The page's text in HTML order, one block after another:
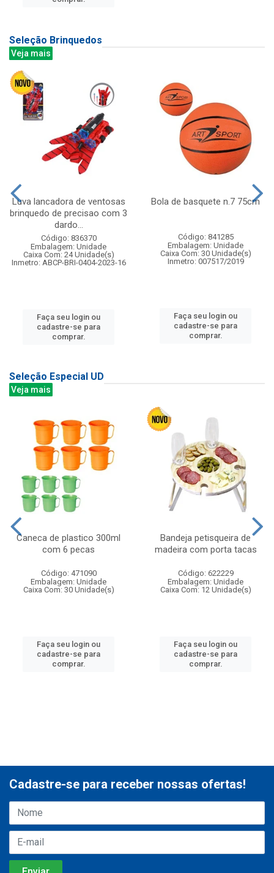
Seleção Brinquedos
Veja mais
Luva lancadora de ventosas
brinquedo de precisao com 3
dardo...
Código: 836370
Embalagem: Unidade
Caixa Com: 24 Unidade(s)
Inmetro: ABCP-BRI-0404-2023-16
Faça seu login ou
cadastre-se para
comprar.
Bola de basquete n.7 75cm
Código: 841285
Embalagem: Unidade
Caixa Com: 30 Unidade(s)
Inmetro: 007517/2019
Faça seu login ou
cadastre-se para
comprar.
Seleção Especial UD
Veja mais
Caneca de plastico 300ml
com 6 pecas
Código: 471090
Embalagem: Unidade
Caixa Com: 30 Unidade(s)
Faça seu login ou
cadastre-se para
comprar.
Bandeja petisqueira de
madeira com porta tacas
Código: 622229
Embalagem: Unidade
Caixa Com: 12 Unidade(s)
Faça seu login ou
cadastre-se para
comprar.
Cadastre-se para receber nossas ofertas!